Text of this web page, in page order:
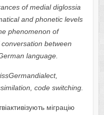
of medial diglossia
and phonetic levels
phenomenon of
between
language.
,
, code switching.
міграцію